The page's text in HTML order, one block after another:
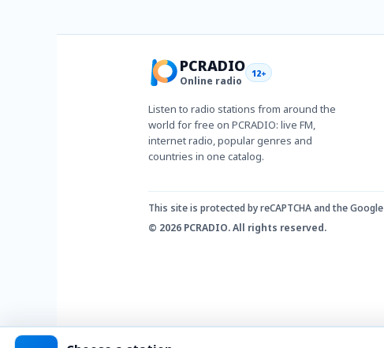
PCRADIO
Online radio
12+
Listen to radio stations from around the
world for free on PCRADIO: live FM,
internet radio, popular genres and
countries in one catalog.
This site is protected by reCAPTCHA and the Google
© 2026 PCRADIO. All rights reserved.